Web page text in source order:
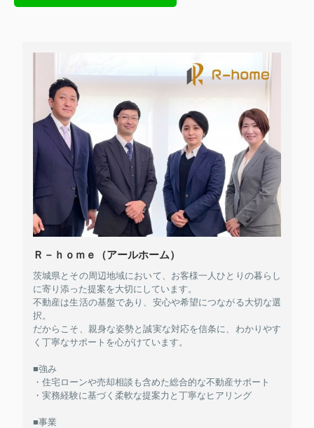
Ｒ－ｈｏｍｅ（アールホーム）
茨城県とその周辺地域において、お客様一人ひとりの暮らし
に寄り添った提案を大切にしています。
不動産は生活の基盤であり、安心や希望につながる大切な選
択。
だからこそ、親身な姿勢と誠実な対応を信条に、わかりやす
く丁寧なサポートを心がけています。
■強み
・住宅ローンや売却相談も含めた総合的な不動産サポート
・実務経験に基づく柔軟な提案力と丁寧なヒアリング
■事業